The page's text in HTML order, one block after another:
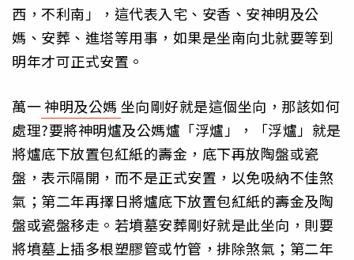
西，不利南」，這代表入宅、安香、安神明及公
媽、安葬、進塔等用事，如果是坐南向北就要等到
明年才可正式安置。
萬一神明及公媽 坐向剛好就是這個坐向，那該如何
處理?要將神明爐及公媽爐「浮爐」，「浮爐」就是
將爐底下放置包紅紙的壽金，底下再放陶盤或瓷
盤，表示隔開，而不是正式安置，以免吸納不佳煞
氣；第二年再擇日將爐底下放置包紅紙的壽金及陶
盤或瓷盤移走。若墳墓安葬剛好就是此坐向，則要
將墳墓上插多根塑膠管或竹管，排除煞氣；第二年